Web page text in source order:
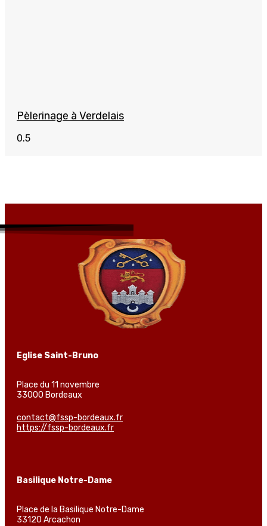
Pèlerinage à Verdelais
Eglise Saint-Bruno
Place du 11 novembre
33000 Bordeaux
contact@fssp-bordeaux.fr
https://fssp-bordeaux.fr
Basilique Notre-Dame
Place de la Basilique Notre-Dame
33120 Arcachon